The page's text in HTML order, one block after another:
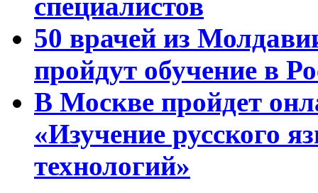
специалистов
50 врачей из
пройдут обучение в
В Москве пройдет
«Изучение русского
технологий»